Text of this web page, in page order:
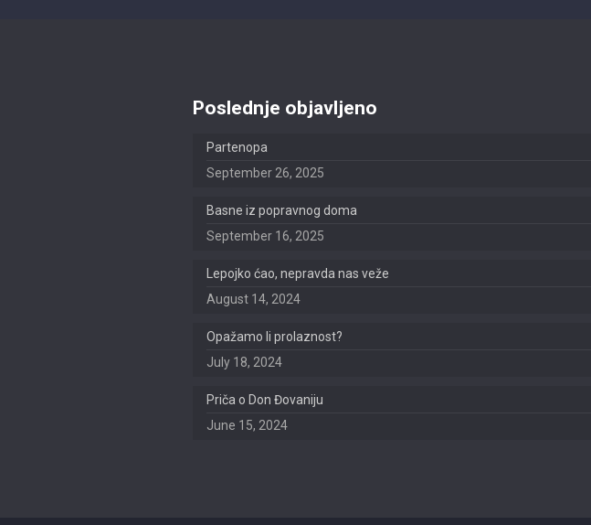
Poslednje objavljeno
Partenopa
September 26, 2025
Basne iz popravnog doma
September 16, 2025
Lepojko ćao, nepravda nas veže
August 14, 2024
Opažamo li prolaznost?
July 18, 2024
Priča o Don Đovaniju
June 15, 2024